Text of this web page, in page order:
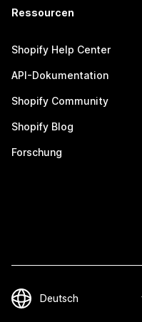
Ressourcen
Shopify Help Center
API-Dokumentation
Shopify Community
Shopify Blog
Forschung